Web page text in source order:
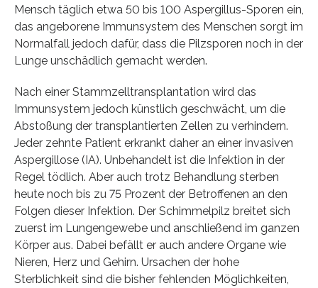
Mensch täglich etwa 50 bis 100 Aspergillus-Sporen ein,
das angeborene Immunsystem des Menschen sorgt im
Normalfall jedoch dafür, dass die Pilzsporen noch in der
Lunge unschädlich gemacht werden.
Nach einer Stammzelltransplantation wird das
Immunsystem jedoch künstlich geschwächt, um die
Abstoßung der transplantierten Zellen zu verhindern.
Jeder zehnte Patient erkrankt daher an einer invasiven
Aspergillose (IA). Unbehandelt ist die Infektion in der
Regel tödlich. Aber auch trotz Behandlung sterben
heute noch bis zu 75 Prozent der Betroffenen an den
Folgen dieser Infektion. Der Schimmelpilz breitet sich
zuerst im Lungengewebe und anschließend im ganzen
Körper aus. Dabei befällt er auch andere Organe wie
Nieren, Herz und Gehirn. Ursachen der hohe
Sterblichkeit sind die bisher fehlenden Möglichkeiten,